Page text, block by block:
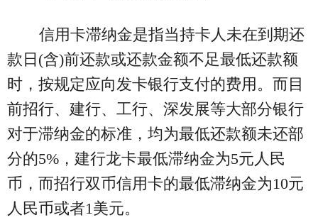
信用卡滞纳金是指当持卡人未在到期还
款日(含)前还款或还款金额不足最低还款额
时，按规定应向发卡银行支付的费用。而目
前招行、建行、工行、深发展等大部分银行
对于滞纳金的标准，均为最低还款额未还部
分的5%，建行龙卡最低滞纳金为5元人民
币，而招行双币信用卡的最低滞纳金为10元
人民币或者1美元。